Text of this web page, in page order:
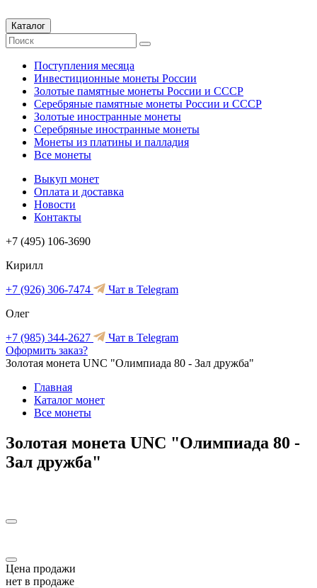
Каталог
Поступления месяца
Инвестиционные монеты России
Золотые памятные монеты России и СССР
Серебряные памятные монеты России и СССР
Золотые иностранные монеты
Серебряные иностранные монеты
Монеты из платины и палладия
Все монеты
Выкуп монет
Оплата и доставка
Новости
Контакты
+7 (495) 106-3690
Кирилл
+7 (926) 306-7474
Чат в Telegram
Олег
+7 (985) 344-2627
Чат в Telegram
Оформить заказ?
Золотая монета UNC "Олимпиада 80 - Зал дружба"
Главная
Каталог монет
Все монеты
Золотая монета UNC "Олимпиада 80 -
Зал дружба"
Цена продажи
нет в продаже